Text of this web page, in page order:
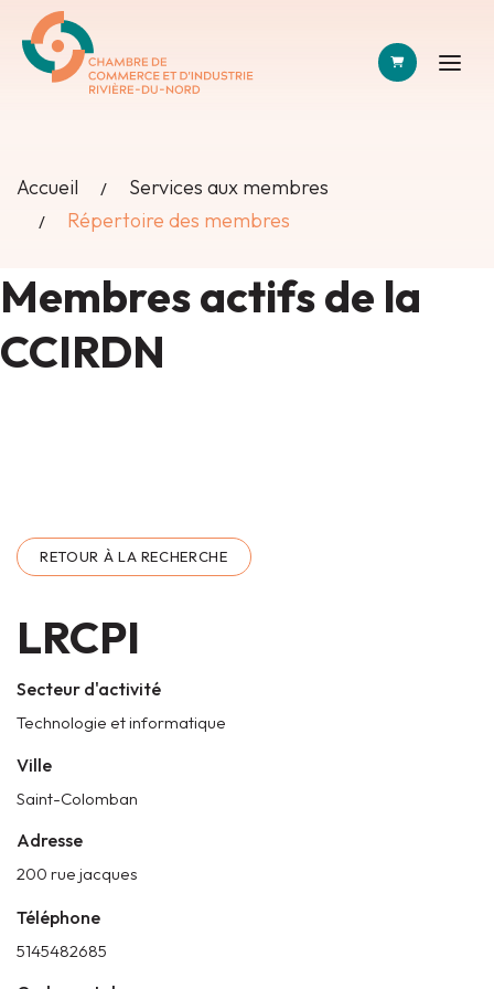
PANIER
Accueil
Services aux membres
Répertoire des membres
Membres actifs de la
CCIRDN
RETOUR À LA RECHERCHE
LRCPI
Secteur d'activité
Technologie et informatique
Ville
Saint-Colomban
Adresse
200 rue jacques
Téléphone
5145482685